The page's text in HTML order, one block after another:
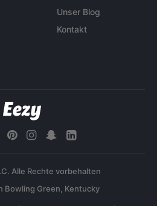
Unser Blog
Kontakt
Alle Rechte vorbehalten